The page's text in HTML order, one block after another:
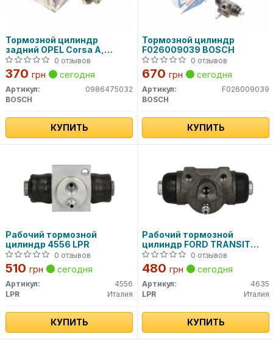
Тормозной цилиндр
задний OPEL Corsa A,
Kadett E, Astra, Ascona;
DAEWOO Nexia
0986475032 BOSCH
0 отзывов
370 грн сегодня
Артикул:
0986475032
BOSCH
КУПИТЬ
Тормозной цилиндр
F026009039 BOSCH
0 отзывов
670 грн сегодня
Артикул:
F026009039
BOSCH
КУПИТЬ
Рабочий тормозной
цилиндр 4556 LPR
0 отзывов
510 грн сегодня
Артикул:
4556
LPR
Италия
КУПИТЬ
Рабочий тормозной
цилиндр FORD TRANSIT
2.5D / 2.5TD 91-> 4635 LPR
0 отзывов
480 грн сегодня
Артикул:
4635
LPR
Италия
КУПИТЬ